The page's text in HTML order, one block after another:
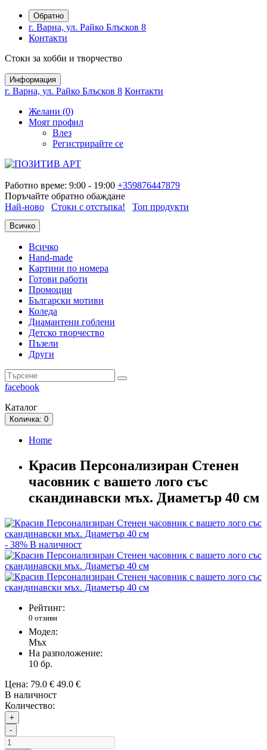
Обратно
г. Варна, ул. Райко Блъсков 8
Контакти
Стоки за хобби и творчество
Информация
г. Варна, ул. Райко Блъсков 8 Контакти
Желани (0)
Моят профил
Влез
Регистрирайте се
Работно време: 9:00 - 19:00 +359876447879
Поръчайте обратно обаждане
Най-ново
Стоки с отстъпка! Топ продукти
Всичко
Всичко
Hand-made
Картини по номера
Готови работи
Промоции
Български мотиви
Коледа
Диамантени гоблени
Детско творчество
Пъзели
Други
facebook
Каталог
Количка: 0
Home
Красив Персонализиран Стенен
часовник с вашето лого със
скандинавски мъх. Диаметър 40 см
- 38% В наличност
Рейтинг:
0 отзиви
Модел:
Мъх
На разположение:
10 бр.
Цена: 79.0 € 49.0 €
В наличност
Количество:
+
-